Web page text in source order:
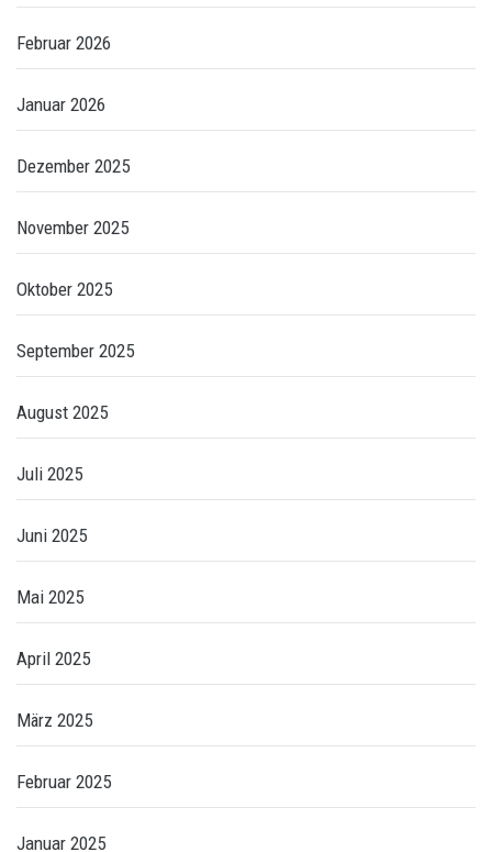
Februar 2026
Januar 2026
Dezember 2025
November 2025
Oktober 2025
September 2025
August 2025
Juli 2025
Juni 2025
Mai 2025
April 2025
März 2025
Februar 2025
Januar 2025